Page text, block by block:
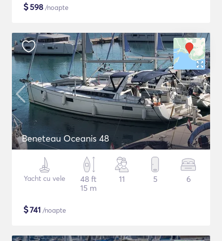
$598 /noapte
Beneteau Oceanis 48
Yacht cu vele
48 ft
15 m
11 5 6
$741 /noapte